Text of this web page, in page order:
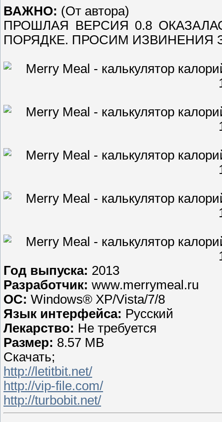
ВАЖНО: (От автора)
ПРОШЛАЯ ВЕРСИЯ 0.8
ПОРЯДКЕ. ПРОСИМ
Год выпуска: 2013
Разработчик: www.merrymeal.ru
ОС: Windows® XP/Vista/7/8
Язык интерфейса: Русский
Лекарство: Не требуется
Размер: 8.57 MB
Скачать;
http://letitbit.net/
http://vip-file.com/
http://turbobit.net/